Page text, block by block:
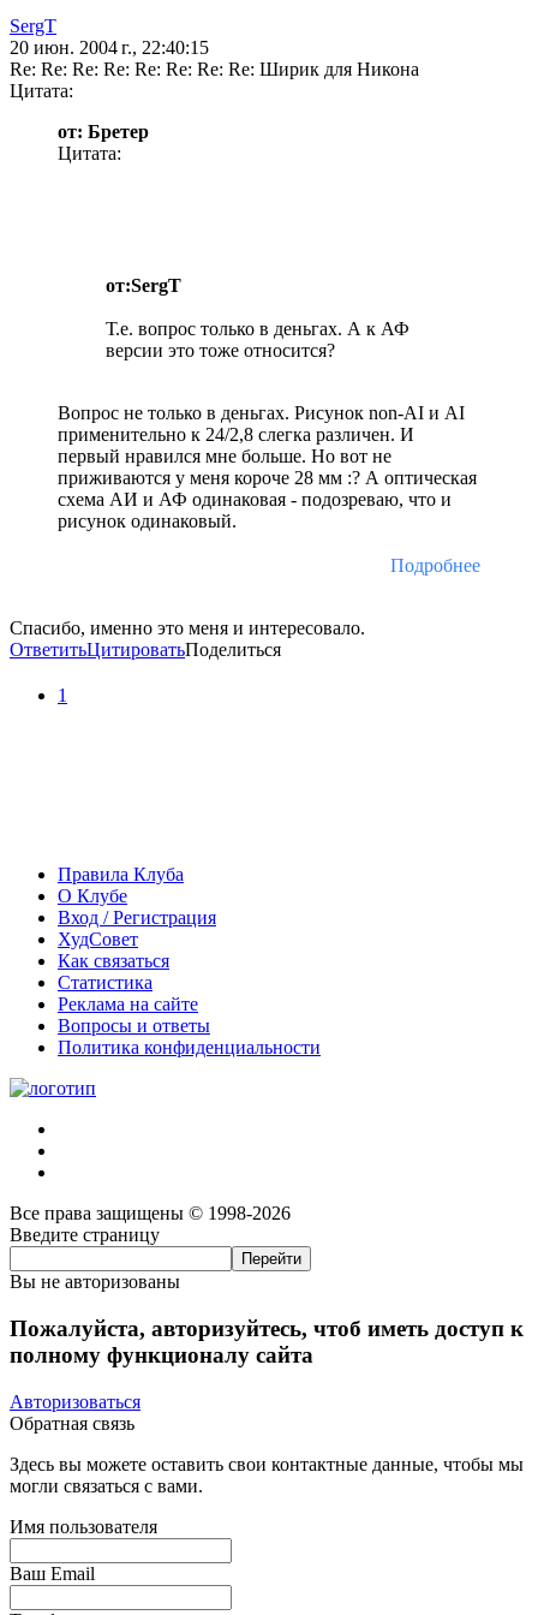
SergT
20 июн. 2004 г., 22:40:15
Re: Re: Re: Re: Re: Re: Re: Re: Ширик для Никона
Цитата:
от: Бретер
Цитата:
от:SergT
Т.е. вопрос только в деньгах. А к АФ
версии это тоже относится?
Вопрос не только в деньгах. Рисунок non-AI и AI
применительно к 24/2,8 слегка различен. И
первый нравился мне больше. Но вот не
приживаются у меня короче 28 мм :? А оптическая
схема АИ и АФ одинаковая - подозреваю, что и
рисунок одинаковый.
Подробнее
Спасибо, именно это меня и интересовало.
ОтветитьЦитироватьПоделиться
1
Правила Клуба
О Клубе
Вход / Регистрация
ХудСовет
Как связаться
Статистика
Реклама на сайте
Вопросы и ответы
Политика конфиденциальности
Все права защищены © 1998-2026
Введите страницу
Вы не авторизованы
Пожалуйста, авторизуйтесь, чтоб иметь доступ к
полному функционалу сайта
Авторизоваться
Обратная связь
Здесь вы можете оставить свои контактные данные, чтобы мы
могли связаться с вами.
Имя пользователя
Ваш Email